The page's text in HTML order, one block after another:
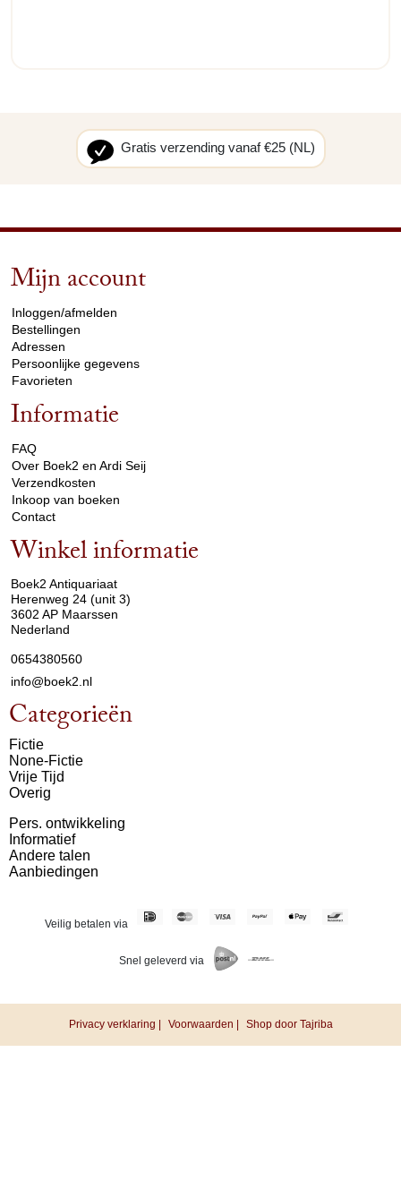
Gratis verzending vanaf €25 (NL)
Mijn account
Inloggen/afmelden
Bestellingen
Adressen
Persoonlijke gegevens
Favorieten
Informatie
FAQ
Over Boek2 en Ardi Seij
Verzendkosten
Inkoop van boeken
Contact
Winkel informatie
Boek2 Antiquariaat
Herenweg 24 (unit 3)
3602 AP Maarssen
Nederland
0654380560
info@boek2.nl
Categorieën
Fictie
None-Fictie
Vrije Tijd
Overig
Pers. ontwikkeling
Informatief
Andere talen
Aanbiedingen
Veilig betalen via
Snel geleverd via
Privacy verklaring | Voorwaarden | Shop door Tajriba